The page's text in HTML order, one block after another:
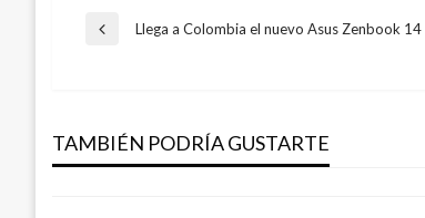
Navegación
entradas
Entrada
Llega a Colombia el nuevo Asus Zenbook 14
TAMBIÉN PODRÍA GUSTARTE
Abuso sexual, primera causa de
Mary Gomez martes octubre 11, 2016